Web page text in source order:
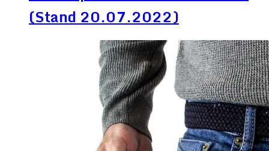
(Stand 20.07.2022)